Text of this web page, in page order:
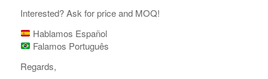
Interested? Ask for price and MOQ!
Hablamos Español
Falamos Português
Regards,